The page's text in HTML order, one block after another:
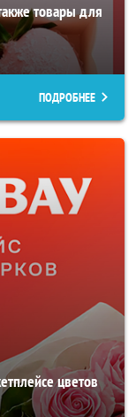
товары для
ПОДРОБНЕЕ
цветов